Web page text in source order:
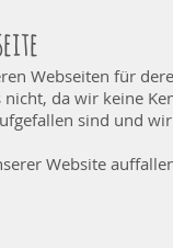
Webseiten für
da wir keine
sind und
Website